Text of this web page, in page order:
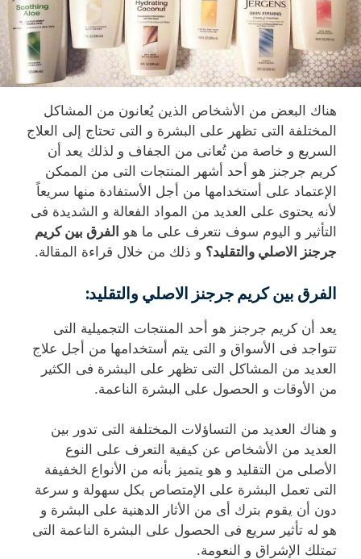
هناك البعض من الأشخاص الذين يُعانون من المشاكل
المختلفة التى تظهر على البشرة و التى تحتاج إلى العلاج
السريع و خاصة من تُعانى من الجفاف و لذلك يعد أن
كريم جرجنز هو أحد أشهر المنتجات التى من الممكن
الإعتماد على أستخدامها من أجل الأستفادة منها سريعاً
لأنه يحتوى على العديد من المواد الفعالة و الشديدة فى
التأثير و اليوم سوف نتعرف على ما هو الفرق بين كريم
جرجنز الاصلي والتقليد؟ و ذلك من خلال قراءة المقالة.
الفرق بين كريم جرجنز الاصلي والتقليد:
يعد أن كريم جرجنز هو أحد المنتجات التجميلية التى
تتواجد فى الأسواق و التى يتم أستخدامها من أجل علاج
العديد من المشاكل التى تظهر على البشرة فى الكثير
من الأوقات و الحصول على البشرة الناعمة.
و هناك العديد من التساؤلات المختلفة التى تدور بين
العديد من الأشخاص عن كيفية التعرف على النوع
الأصلى من التقليد و هو يتميز بأنه من الأنواع الخفيفة
التى تعمل البشرة على الإمتصاص بكل سهولة و سرعة
دون أن يقوم بترك أى من الأثار الدهنية على البشرة و
هو له تأثير سريع فى الحصول على البشرة الناعمة التى
تمتلك الإشراق و النعومة.